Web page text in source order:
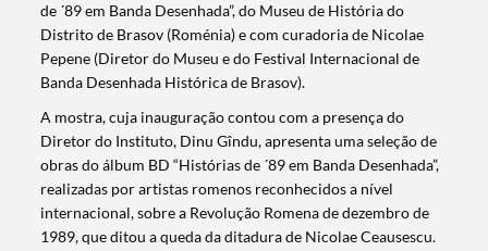
de ´89 em Banda Desenhada”, do Museu de História do
Distrito de Brasov (Roménia) e com curadoria de Nicolae
Pepene (Diretor do Museu e do Festival Internacional de
Banda Desenhada Histórica de Brasov).
A mostra, cuja inauguração contou com a presença do
Diretor do Instituto, Dinu Gîndu, apresenta uma seleção de
obras do álbum BD “Histórias de ´89 em Banda Desenhada”,
realizadas por artistas romenos reconhecidos a nível
internacional, sobre a Revolução Romena de dezembro de
1989, que ditou a queda da ditadura de Nicolae Ceausescu.